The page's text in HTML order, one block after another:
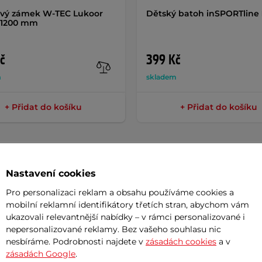
zámek W-TEC Lukoor
mm
+ Přidat do košíku
Dětský batoh inSPORTline
399 Kč
skladem
+ Přidat do košíku
volba pro každého, kdo miluje jízdu v
vidlici Zoom Forgo
Materiál
Nastavení cookies
Pro personalizaci reklam a obsahu používáme cookies a
mobilní reklamní identifikátory třetích stran, abychom vám
ukazovali relevantnější nabídky – v rámci personalizované i
nepersonalizované reklamy. Bez vašeho souhlasu nic
nesbíráme. Podrobnosti najdete v zásadách cookies a v
zásadách Google.